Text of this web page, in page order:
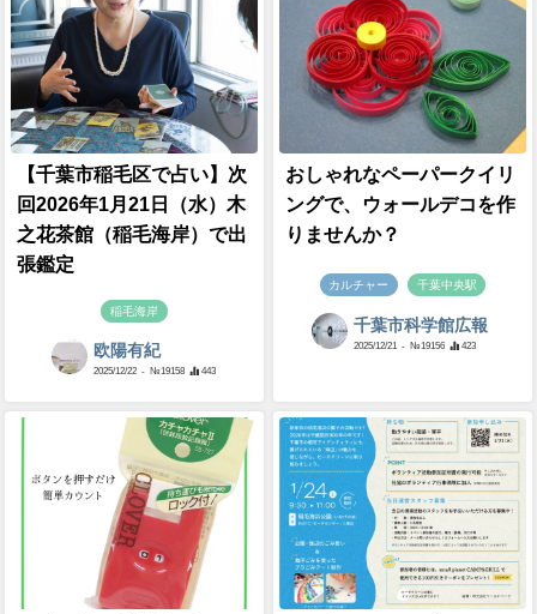
【千葉市稲毛区で占い】次
回2026年1月21日（水）木
之花茶館（稲毛海岸）で出
張鑑定
稲毛海岸
欧陽有紀
2025/12/22 - №19158 443
おしゃれなペーパークイリ
ングで、ウォールデコを作
りませんか？
カルチャー 千葉中央駅
千葉市科学館広報
2025/12/21 - №19156 423